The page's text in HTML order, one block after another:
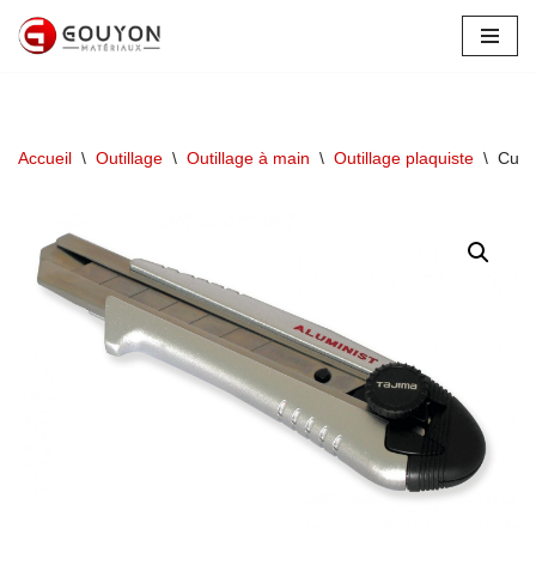
Accueil \ Outillage \ Outillage à main \ Outillage plaquiste \